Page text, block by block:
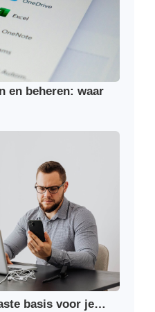
en beheren: waar
basis voor je…